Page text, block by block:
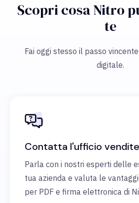
Scopri cosa Nitro
te
Fai oggi stesso il passo
digitale.
Contatta l'ufficio vendite
Parla con i nostri esperti delle
tua azienda e valuta le
per PDF e firma elettronica di